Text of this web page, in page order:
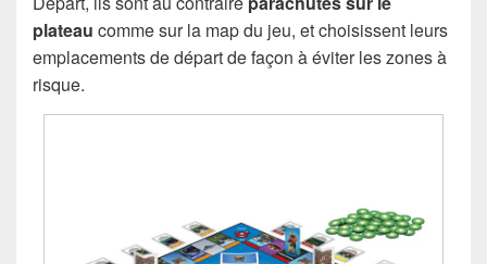
plateau comme sur la map du jeu, et choisissent leurs
emplacements de départ de façon à éviter les zones à
risque.